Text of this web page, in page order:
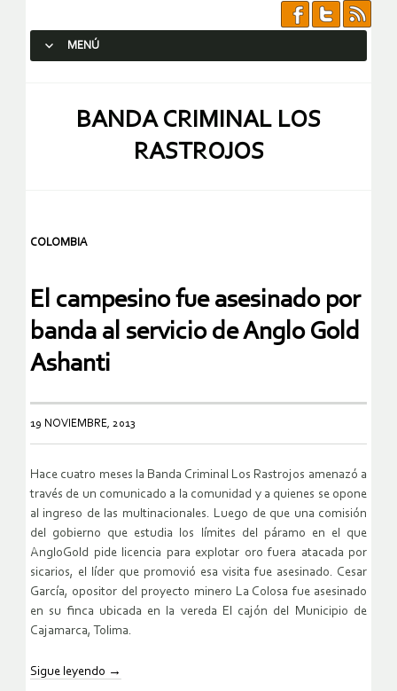
MENÚ
BANDA CRIMINAL LOS
RASTROJOS
COLOMBIA
El campesino fue asesinado por
banda al servicio de Anglo Gold
Ashanti
19 NOVIEMBRE, 2013
Hace cuatro meses la Banda Criminal Los Rastrojos amenazó a
través de un comunicado a la comunidad y a quienes se opone
al ingreso de las multinacionales. Luego de que una comisión
del gobierno que estudia los límites del páramo en el que
AngloGold pide licencia para explotar oro fuera atacada por
sicarios, el líder que promovió esa visita fue asesinado. Cesar
García, opositor del proyecto minero La Colosa fue asesinado
en su finca ubicada en la vereda El cajón del Municipio de
Cajamarca, Tolima.
Sigue leyendo →